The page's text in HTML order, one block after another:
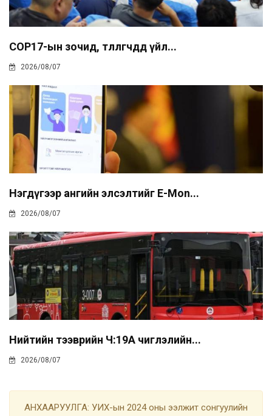
COP17-ын зочид, төлөөлөгчдөд үйл...
2026/08/07
Нэгдүгээр ангийн элсэлтийг E-Mon...
2026/08/07
Нийтийн тээврийн Ч:19А чиглэлийн...
2026/08/07
АНХААРУУЛГА: УИХ-ын 2024 оны ээлжит сонгуулийн